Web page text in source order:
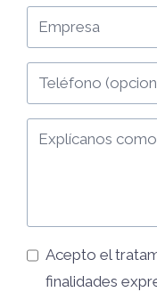
Acepto el
finalidades